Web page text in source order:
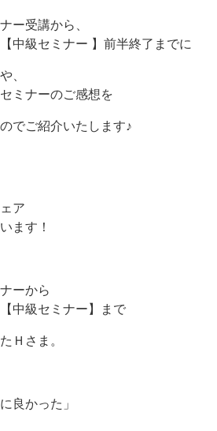
ー受講から、
中級セミナー 】前半終了までに
、
ミナーのご感想を
でご紹介いたします♪
ア
ます！
ーから
中級セミナー】まで
Ｈさま。
良かった」